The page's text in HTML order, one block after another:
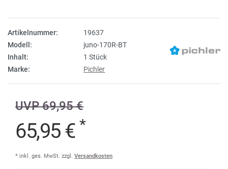
Artikelnummer:
19637
Modell:
juno-170R-BT
Inhalt:
1 Stück
Marke:
Pichler
UVP 69,95 €
65,95 € *
* inkl. ges. MwSt. zzgl. Versandkosten